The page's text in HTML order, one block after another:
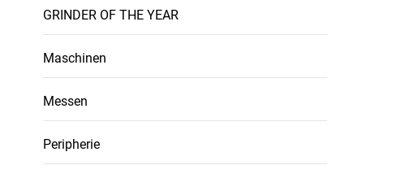
GRINDER OF THE YEAR
Maschinen
Messen
Peripherie